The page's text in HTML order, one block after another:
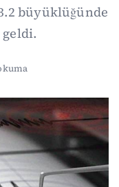
büyüklüğünde